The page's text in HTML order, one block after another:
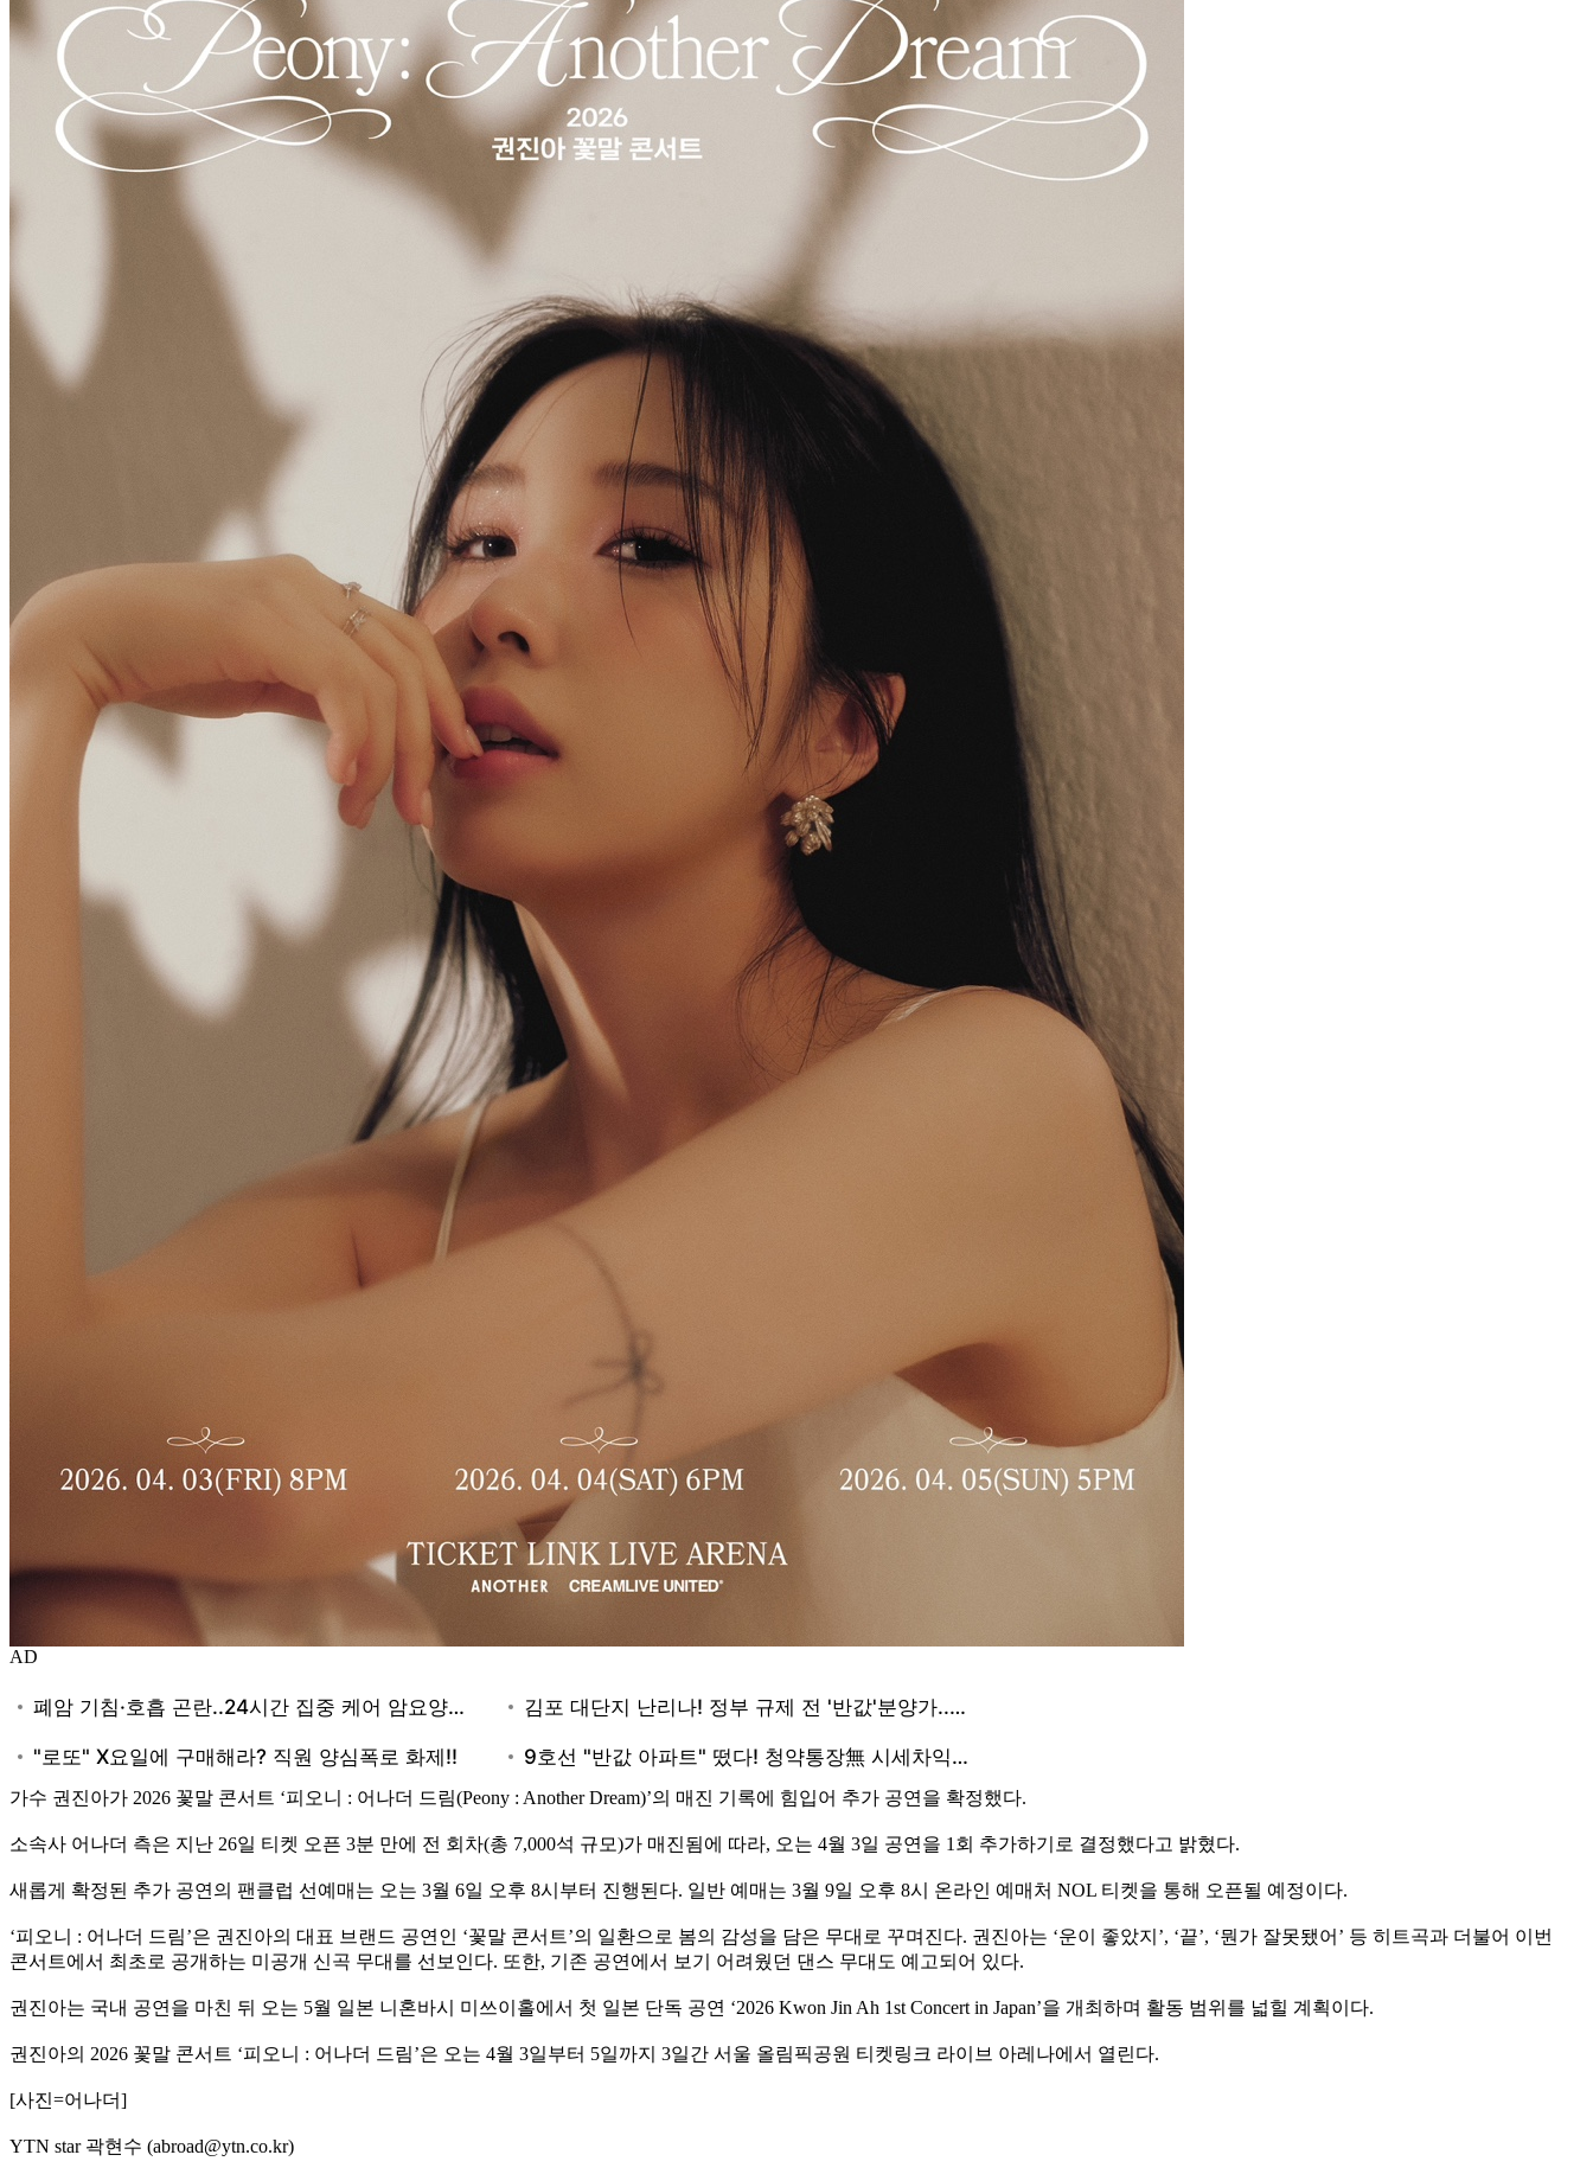
AD
가수 권진아가 2026 꽃말 콘서트 ‘피오니 : 어나더 드림(Peony : Another Dream)’의 매진 기록에 힘입어 추가 공연을 확정했다.
소속사 어나더 측은 지난 26일 티켓 오픈 3분 만에 전 회차(총 7,000석 규모)가 매진됨에 따라, 오는 4월 3일 공연을 1회 추가하기로 결정했다고 밝혔다.
새롭게 확정된 추가 공연의 팬클럽 선예매는 오는 3월 6일 오후 8시부터 진행된다. 일반 예매는 3월 9일 오후 8시 온라인 예매처 NOL 티켓을 통해 오픈될 예정이다.
‘피오니 : 어나더 드림’은 권진아의 대표 브랜드 공연인 ‘꽃말 콘서트’의 일환으로 봄의 감성을 담은 무대로 꾸며진다. 권진아는 ‘운이 좋았지’, ‘끝’, ‘뭔가 잘못됐어’ 등 히트곡과 더불어 이번
콘서트에서 최초로 공개하는 미공개 신곡 무대를 선보인다. 또한, 기존 공연에서 보기 어려웠던 댄스 무대도 예고되어 있다.
권진아는 국내 공연을 마친 뒤 오는 5월 일본 니혼바시 미쓰이홀에서 첫 일본 단독 공연 ‘2026 Kwon Jin Ah 1st Concert in Japan’을 개최하며 활동 범위를 넓힐 계획이다.
권진아의 2026 꽃말 콘서트 ‘피오니 : 어나더 드림’은 오는 4월 3일부터 5일까지 3일간 서울 올림픽공원 티켓링크 라이브 아레나에서 열린다.
[사진=어나더]
YTN star 곽현수 (abroad@ytn.co.kr)